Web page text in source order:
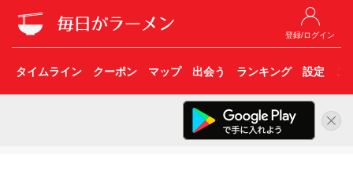
登録/ログイン
タイムライン クーポン マップ 出会う ランキング 設定 こ